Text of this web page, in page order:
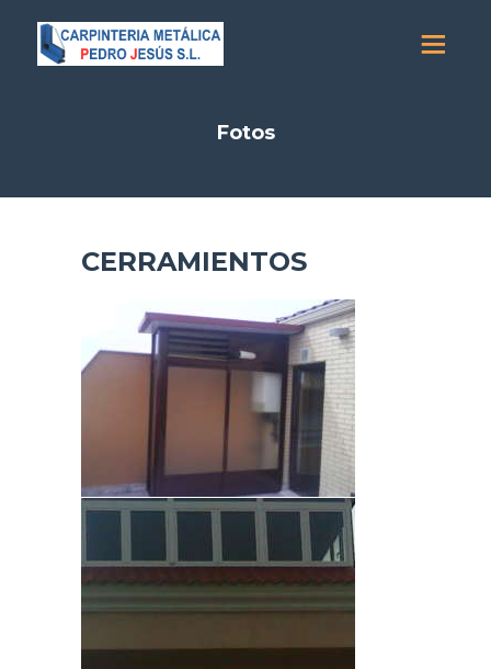
Fotos
CERRAMIENTOS